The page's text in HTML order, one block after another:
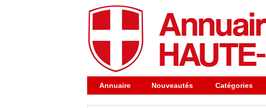
Annuaire Nouveautés Catégories